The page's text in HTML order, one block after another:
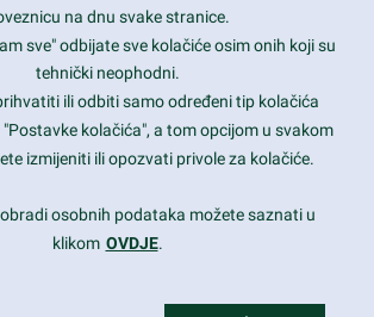
pm
© All Rights Reserved
na dnu svake stranice.
sve" odbijate sve kolačiće osim onih koji su
tehnički neophodni.
ili odbiti samo određeni tip kolačića
kolačića", a tom opcijom u svakom
izmijeniti ili opozvati privole za kolačiće.
osobnih podataka možete saznati u
klikom OVDJE.